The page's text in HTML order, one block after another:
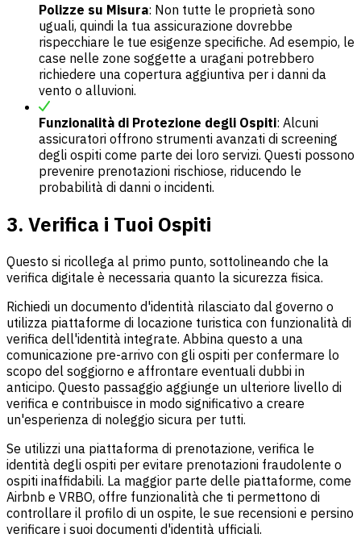
Polizze su Misura: Non tutte le proprietà sono
uguali, quindi la tua assicurazione dovrebbe
rispecchiare le tue esigenze specifiche. Ad esempio, le
case nelle zone soggette a uragani potrebbero
richiedere una copertura aggiuntiva per i danni da
vento o alluvioni.
Funzionalità di Protezione degli Ospiti: Alcuni
assicuratori offrono strumenti avanzati di screening
degli ospiti come parte dei loro servizi. Questi possono
prevenire prenotazioni rischiose, riducendo le
probabilità di danni o incidenti.
3. Verifica i Tuoi Ospiti
Questo si ricollega al primo punto, sottolineando che la
verifica digitale è necessaria quanto la sicurezza fisica.
Richiedi un documento d'identità rilasciato dal governo o
utilizza piattaforme di locazione turistica con funzionalità di
verifica dell'identità integrate. Abbina questo a una
comunicazione pre-arrivo con gli ospiti per confermare lo
scopo del soggiorno e affrontare eventuali dubbi in
anticipo. Questo passaggio aggiunge un ulteriore livello di
verifica e contribuisce in modo significativo a creare
un'esperienza di noleggio sicura per tutti.
Se utilizzi una piattaforma di prenotazione, verifica le
identità degli ospiti per evitare prenotazioni fraudolente o
ospiti inaffidabili. La maggior parte delle piattaforme, come
Airbnb e VRBO, offre funzionalità che ti permettono di
controllare il profilo di un ospite, le sue recensioni e persino
verificare i suoi documenti d'identità ufficiali.